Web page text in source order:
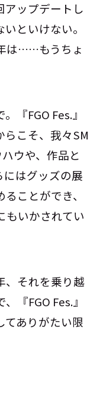
アップデートし
といけない。
は……もうちょ
『FGO Fes.』
らこそ、我々SM
ウや、作品と
にはグッズの展
ことができ、
もいかされてい
、それを乗り越
『FGO Fes.』
てありがたい限